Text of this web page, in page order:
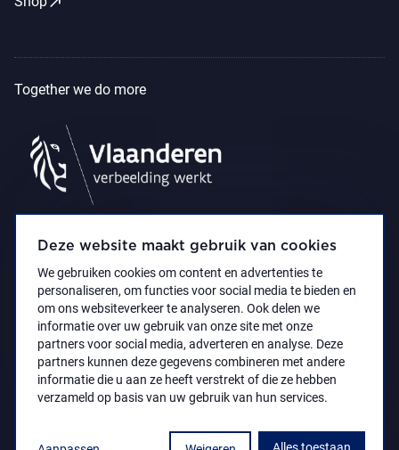
Deze website maakt gebruik van cookies
We gebruiken cookies om content en advertenties te
personaliseren, om functies voor social media te bieden en
om ons websiteverkeer te analyseren. Ook delen we
informatie over uw gebruik van onze site met onze
partners voor social media, adverteren en analyse. Deze
partners kunnen deze gegevens combineren met andere
informatie die u aan ze heeft verstrekt of die ze hebben
verzameld op basis van uw gebruik van hun services.
Together we do more
Accessibility StatementPrivacy policy
© 2021 Koninklijk Museum voor Schone Kunsten